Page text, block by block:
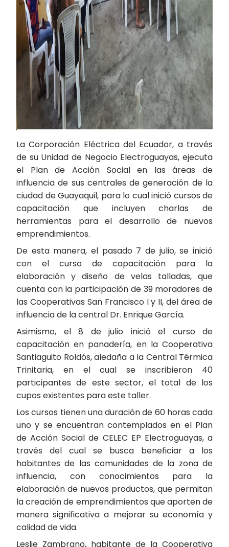
La Corporación Eléctrica del Ecuador, a través
de su Unidad de Negocio Electroguayas, ejecuta
el Plan de Acción Social en las áreas de
influencia de sus centrales de generación de la
ciudad de Guayaquil, para lo cual inició cursos de
capacitación que incluyen charlas de
herramientas para el desarrollo de nuevos
emprendimientos.
De esta manera, el pasado 7 de julio, se inició
con el curso de capacitación para la
elaboración y diseño de velas talladas, que
cuenta con la participación de 39 moradores de
las Cooperativas San Francisco I y II, del área de
influencia de la central Dr. Enrique García.
Asimismo, el 8 de julio inició el curso de
capacitación en panadería, en la Cooperativa
Santiaguito Roldós, aledaña a la Central Térmica
Trinitaria, en el cual se inscribieron 40
participantes de este sector, el total de los
cupos existentes para este taller.
Los cursos tienen una duración de 60 horas cada
uno y se encuentran contemplados en el Plan
de Acción Social de CELEC EP Electroguayas, a
través del cual se busca beneficiar a los
habitantes de las comunidades de la zona de
influencia, con conocimientos para la
elaboración de nuevos productos, que permitan
la creación de emprendimientos que aporten de
manera significativa a mejorar su economía y
calidad de vida.
Leslie Zambrano, habitante de la Cooperativa